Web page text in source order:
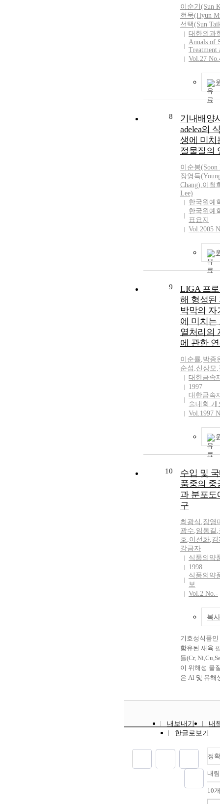
력적인 전이
및 실행 연구
사한다. This
early
methods from
elementary
continuity
effectively
school
graders
ecological
and
school
the 2019
Curriculum
Education
examined the
early
from their
the fourth
2022 revised
The analysis
elementary
curricula
goals
common
optimizing
emphasizing
centered
considering
and
autonomy.
confirmed
adaptation
evolved
emphases,
kindergarten-
school
prioritizing
stabilization
relationship
recommend
learning, and
basic learning
effective early
education.
elementary
elements in
national
the
early school
activities,
support
school
highlights the
kindergartens
elementary
institutions.
이순기(Sun
현묵(Hyun
선택(Sun
대한외과
Annals of
Treatment
Vol.27
8
기내배양
adelea의
생에 미치
절물질의
이순봉(Soon
장영득
Chang),이철
Lee)
한국원예
한국원예
표요지
Vol.2005
9
LIGA 프
해 형성된
박막의 자
에 미치는
열처리의
에 관한
이순률,박종
순섭 ,신상모,
대한금속
1997
대한금속
술대회 개
Vol.1997
10
수입 및
품중의 중
과 분포도
구
최광식 ,장영
광수,임동길 ,
호,이선화,
강금자
식품의약
1998
식품의약
보
Vol.2 No.-
복
기호성식품
함유된 새육
들(Cr,
이 위해성 물
은 Al 및 유해
Al의 겨우는
야에 대한 데
성 금속드르
염도를 확인
ㄴ다류제품
준규격설정
제시하고자
제품별 비교
내보내기
내
한글로보기
정
내
10